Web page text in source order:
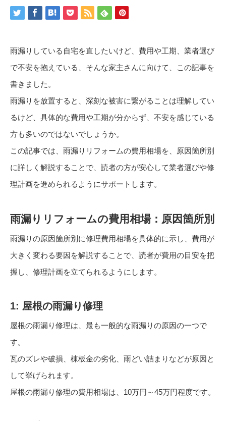
雨漏りしている自宅を直したいけど、費用や工期、業者選び
で不安を抱えている、そんな家主さんに向けて、この記事を
書きました。
雨漏りを放置すると、深刻な被害に繋がることは理解してい
るけど、具体的な費用や工期が分からず、不安を感じている
方も多いのではないでしょうか。
この記事では、雨漏りリフォームの費用相場を、原因箇所別
に詳しく解説することで、読者の方が安心して業者選びや修
理計画を進められるようにサポートします。
雨漏りリフォームの費用相場：原因箇所別
雨漏りの原因箇所別に修理費用相場を具体的に示し、費用が
大きく変わる要因を解説することで、読者が費用の目安を把
握し、修理計画を立てられるようにします。
1: 屋根の雨漏り修理
屋根の雨漏り修理は、最も一般的な雨漏りの原因の一つで
す。
瓦のズレや破損、棟板金の劣化、雨どい詰まりなどが原因と
して挙げられます。
屋根の雨漏り修理の費用相場は、10万円～45万円程度です。